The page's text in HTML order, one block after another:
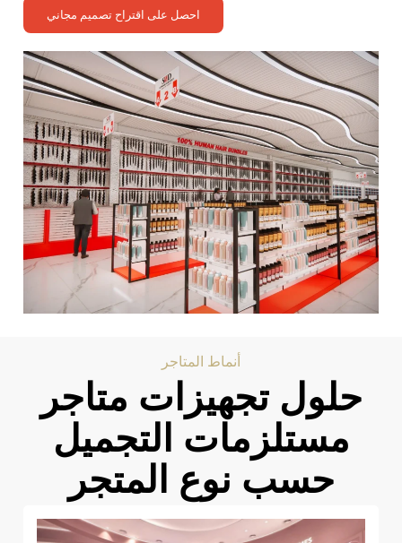
احصل على اقتراح تصميم مجاني
أنماط المتاجر
حلول تجهيزات متاجر
مستلزمات التجميل
حسب نوع المتجر